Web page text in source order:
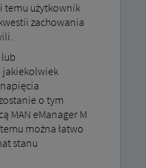
temu użytkownik
zachowania
jakiekolwiek
o tym
MAN eManager M
można łatwo
stanu